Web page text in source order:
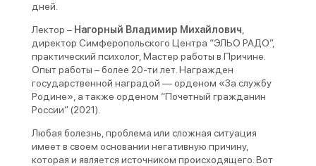
дней.
Лектор – Нагорный Владимир Михайлович
директор Симферопольского Центра “ЭЛЬО РАДО”,
практический психолог, Мастер работы в Причине.
Опыт работы – более 20-ти лет. Награжден
государственной наградой — орденом «За службу
Родине», а также орденом “Почетный гражданин
России” (2021).
Любая болезнь, проблема или сложная ситуация
имеет в своем основании негативную причину,
которая и является источником происходящего. Вот